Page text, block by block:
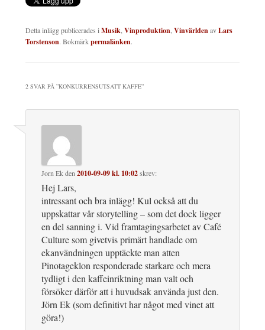
Detta inlägg publicerades iMusik,Vinproduktion,VinvärldenavLars
Torstenson. Bokmärkpermalänken.
2 SVAR PÅ ”KONKURRENSUTSATT KAFFE”
Jorn Ekden2010-09-09 kl. 10:02skrev:
Hej Lars,
intressant och bra inlägg! Kul också att du
uppskattar vår storytelling – som det dock ligger
en del sanning i. Vid framtagingsarbetet av Café
Culture som givetvis primärt handlade om
ekanvändningen upptäckte man atten
Pinotageklon responderade starkare och mera
tydligt i den kaffeinriktning man valt och
försöker därför att i huvudsak använda just den.
Jörn Ek (som definitivt har något med vinet att
göra!)